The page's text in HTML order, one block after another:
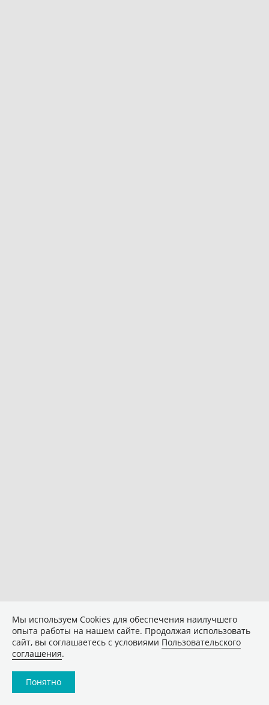
Мы используем Сookies для обеспечения наилучшего
опыта работы на нашем сайте. Продолжая использовать
сайт, вы соглашаетесь с условиями Пользовательского
соглашения.
Понятно